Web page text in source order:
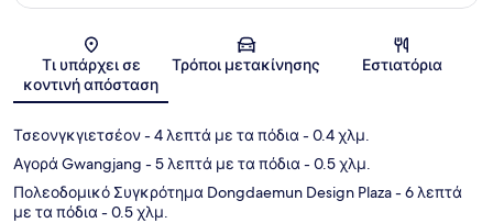
Χάρτης
Τι υπάρχει σε
κοντινή απόσταση
Τρόποι μετακίνησης Εστιατόρια
Τσεονγκγιετσέον- 4 λεπτά με τα πόδια- 0.4 χλμ.
Αγορά Gwangjang - 5 λεπτά με τα πόδια- 0.5 χλμ.
Πολεοδομικό Συγκρότημα Dongdaemun Design Plaza- 6 λεπτά
με τα πόδια- 0.5 χλμ.